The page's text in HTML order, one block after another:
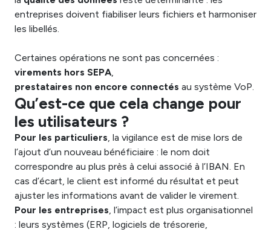
entreprises doivent fiabiliser leurs fichiers et harmoniser
les libellés.
Certaines opérations ne sont pas concernées :
virements hors SEPA
prestataires non encore connectés au système VoP.
Qu’est-ce que cela change pour
les utilisateurs ?
Pour les particuliers , la vigilance est de mise lors de
l’ajout d’un nouveau bénéficiaire : le nom doit
correspondre au plus près à celui associé à l’IBAN. En
cas d’écart, le client est informé du résultat et peut
ajuster les informations avant de valider le virement.
Pour les entreprises , l’impact est plus organisationnel
: leurs systèmes (ERP, logiciels de trésorerie,